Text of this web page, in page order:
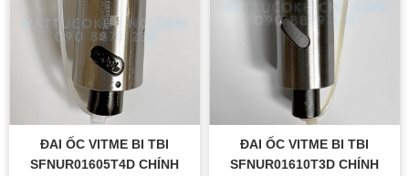
ĐAI ỐC VITME BI TBI
SFNUR01605T4D CHÍNH
ĐAI ỐC VITME BI TBI
SFNUR01610T3D CHÍNH